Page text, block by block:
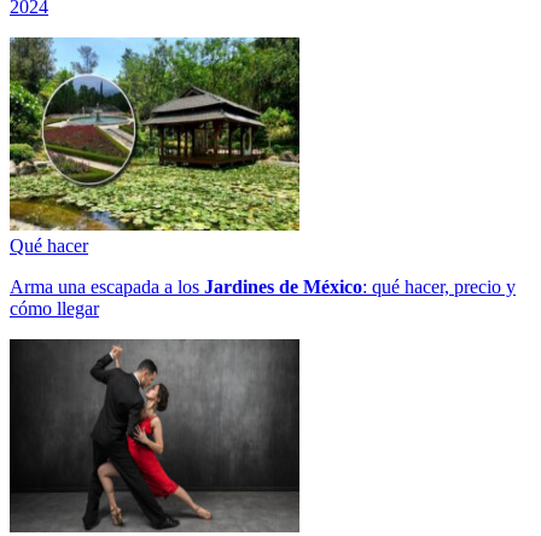
2024
Qué hacer
Arma una escapada a los Jardines de México: qué hacer, precio y
cómo llegar